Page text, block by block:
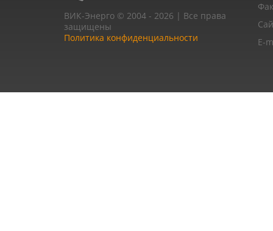
ВИК-Энерго © 2004 - 2026 | Все права
защищены
Политика конфиденциальности
E-